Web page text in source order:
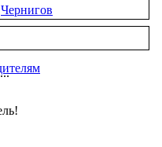
Чернигов